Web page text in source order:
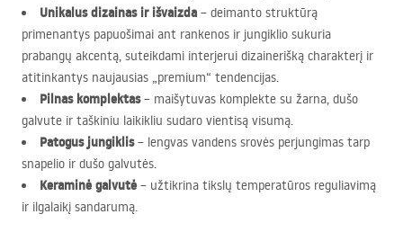
Unikalus dizainas ir išvaizda – deimanto struktūrą
primenantys papuošimai ant rankenos ir jungiklio sukuria
prabangų akcentą, suteikdami interjerui dizainerišką charakterį ir
atitinkantys naujausias „premium“ tendencijas.
Pilnas komplektas– maišytuvas komplekte su žarna, dušo
galvute ir taškiniu laikikliu sudaro vientisą visumą.
Patogus jungiklis– lengvas vandens srovės perjungimas tarp
snapelio ir dušo galvutės.
Keraminė galvutė – užtikrina tikslų temperatūros reguliavimą
ir ilgalaikį sandarumą.